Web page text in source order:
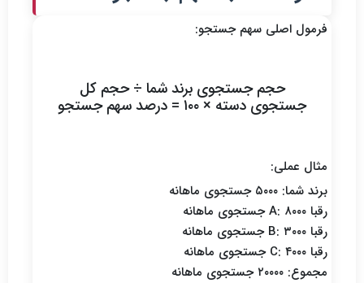
فرمول اصلی سهم جستجو:
حجم جستجوی برند شما ÷ حجم کل
جستجوی دسته × ۱۰۰ = درصد سهم جستجو
مثال عملی:
برند شما: ۵۰۰۰ جستجوی ماهانه
رقبا A: ۸۰۰۰ جستجوی ماهانه
رقبا B: ۳۰۰۰ جستجوی ماهانه
رقبا C: ۴۰۰۰ جستجوی ماهانه
مجموع: ۲۰۰۰۰ جستجوی ماهانه